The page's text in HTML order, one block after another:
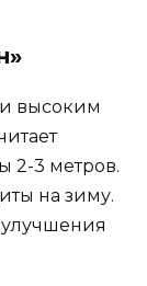
высоким
2-3 метров.
на зиму.
улучшения